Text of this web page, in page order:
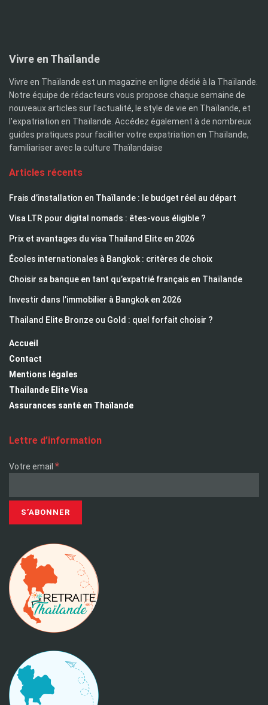
Vivre en Thaïlande
Vivre en Thaïlande est un magazine en ligne dédié à la Thaïlande.
Notre équipe de rédacteurs vous propose chaque semaine de
nouveaux articles sur l'actualité, le style de vie en Thaïlande, et
l'expatriation en Thaïlande. Accédez également à de nombreux
guides pratiques pour faciliter votre expatriation en Thaïlande,
familiariser avec la culture Thaïlandaise
Articles récents
Frais d’installation en Thaïlande : le budget réel au départ
Visa LTR pour digital nomads : êtes-vous éligible ?
Prix et avantages du visa Thailand Elite en 2026
Écoles internationales à Bangkok : critères de choix
Choisir sa banque en tant qu’expatrié français en Thaïlande
Investir dans l’immobilier à Bangkok en 2026
Thailand Elite Bronze ou Gold : quel forfait choisir ?
Accueil
Contact
Mentions légales
Thailande Elite Visa
Assurances santé en Thaïlande
Lettre d’information
Votre email *